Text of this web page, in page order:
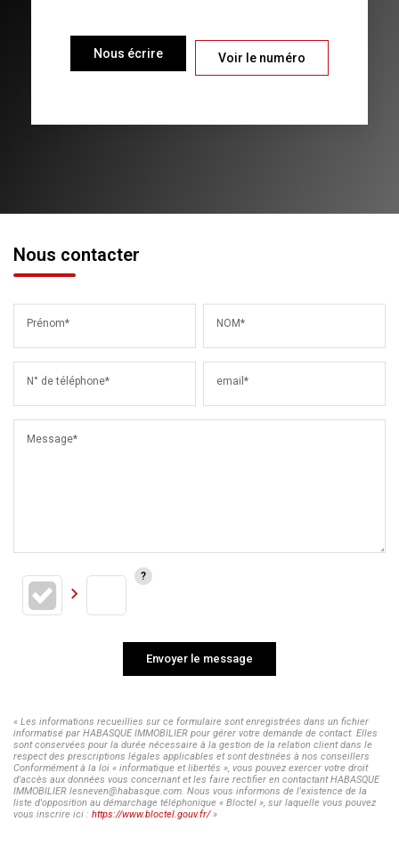
Nous écrire Voir le numéro
Nous contacter
Prénom* NOM*
N° de téléphone* email*
Message*
Envoyer le message
« Les informations recueillies sur ce formulaire sont enregistrées dans un fichier
informatisé par HABASQUE IMMOBILIER pour gérer votre demande de contact. Elles
sont conservées pour la durée nécessaire à la gestion de la relation client dans le
respect des prescriptions légales applicables et sont destinées à nos conseillers
Conformément à la loi « informatique et libertés », vous pouvez exercer votre droit
d'accès aux données vous concernant et les faire rectifier en contactant HABASQUE
IMMOBILIER lesneven@habasque.com. Nous vous informons de l'existence de la
liste d'opposition au démarchage téléphonique « Bloctel », sur laquelle vous pouvez
vous inscrire ici : https://www.bloctel.gouv.fr/»